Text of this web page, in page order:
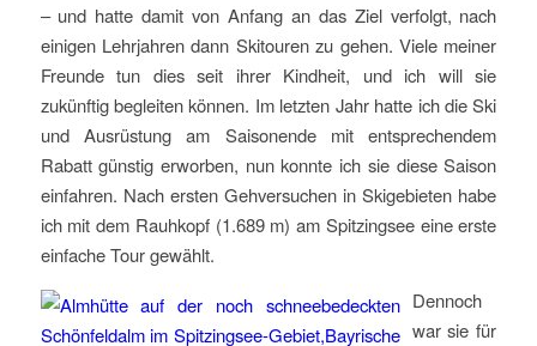
– und hatte damit von Anfang an das Ziel verfolgt, nach
einigen Lehrjahren dann Skitouren zu gehen. Viele meiner
Freunde tun dies seit ihrer Kindheit, und ich will sie
zukünftig begleiten können. Im letzten Jahr hatte ich die Ski
und Ausrüstung am Saisonende mit entsprechendem
Rabatt günstig erworben, nun konnte ich sie diese Saison
einfahren. Nach ersten Gehversuchen in Skigebieten habe
ich mit dem Rauhkopf (1.689 m) am Spitzingsee eine erste
einfache Tour gewählt.
Dennoch
war sie für